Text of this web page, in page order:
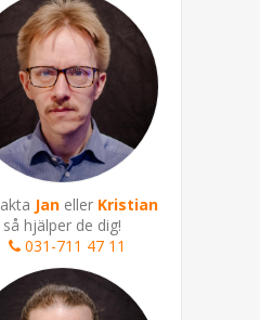
Jan eller Kristian
så hjälper de dig!
031-711 47 11